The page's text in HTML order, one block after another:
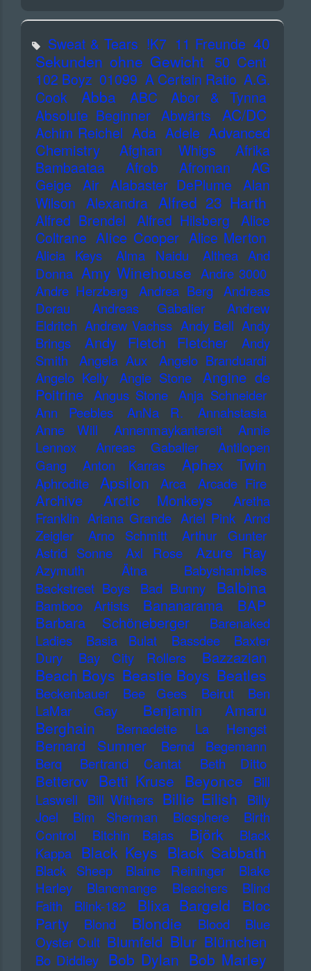
Sweat & Tears !K7 11 Freunde 40
Sekunden ohne Gewicht 50 Cent
102 Boyz 01099 A Certain Ratio A.G.
Cook
Abba ABC
Abor & Tynna
Absolute Beginner Abwärts AC/DC
Achim Reichel Ada Adele Advanced
Chemistry
Afghan Whigs
Afrika
Bambaataa
Afrob Afroman
AG
Geige
Air Alabaster DePlume
Alan
Wilson Alexandra Alfred 23 Harth
Alfred Brendel Alfred Hilsberg
Alice
Coltrane Alice Cooper Alice Merton
Alicia Keys Alma Naidu
Althea And
Donna Amy Winehouse Andre 3000
Andre Herzberg
Andrea Berg
Andreas
Dorau
Andreas Gabalier
Andrew
Eldritch Andrew Vachss Andy Bell Andy
Brings
Andy Fletch Fletcher
Andy
Smith
Angela Aux
Angelo Branduardi
Angelo Kelly
Angie Stone
Angine de
Poitrine Angus Stone Anja Schneider
Ann Peebles
AnNa R.
Annahstasia
Anne Will
Annenmaykantereit
Annie
Lennox
Anreas Gabalier
Antilopen
Gang
Anton Karras Aphex Twin
Aphrodite Apsilon Arca Arcade Fire
Archive Arctic Monkeys
Aretha
Franklin Ariana Grande Ariel Pink Arnd
Zeigler
Arno Schmitt
Arthur Gunter
Astrid Sonne
Axl Rose Azure Ray
Azymuth Ätna
Babyshambles
Backstreet Boys
Bad Bunny Balbina
Bamboo Artists Bananarama
BAP
Barbara Schöneberger
Barenaked
Ladies
Basia Bulat Bassdee
Baxter
Dury
Bay City Rollers Bazzazian
Beach Boys Beastie Boys Beatles
Beckenbauer Bee Gees Beirut
Ben
LaMar Gay
Benjamin Amaru
Berghain Bernadette La Hengst
Bernard Sumner
Bernd Begemann
Berq
Bertrand Cantat Beth Ditto
Betterov Betti Kruse Beyonce
Bill
Laswell
Bill Withers Billie Eilish
Billy
Joel
Bim Sherman Biosphere
Birth
Control
Bitchin Bajas Björk
Black
Kappa Black Keys Black Sabbath
Black Sheep Blaine Reininger
Blake
Harley
Blancmange Bleachers
Blind
Faith
Blink-182 Blixa Bargeld
Bloc
Party
Blond Blondie Blood
Blue
Oyster Cult Blumfeld Blur Blümchen
Bo Diddley Bob Dylan Bob Marley